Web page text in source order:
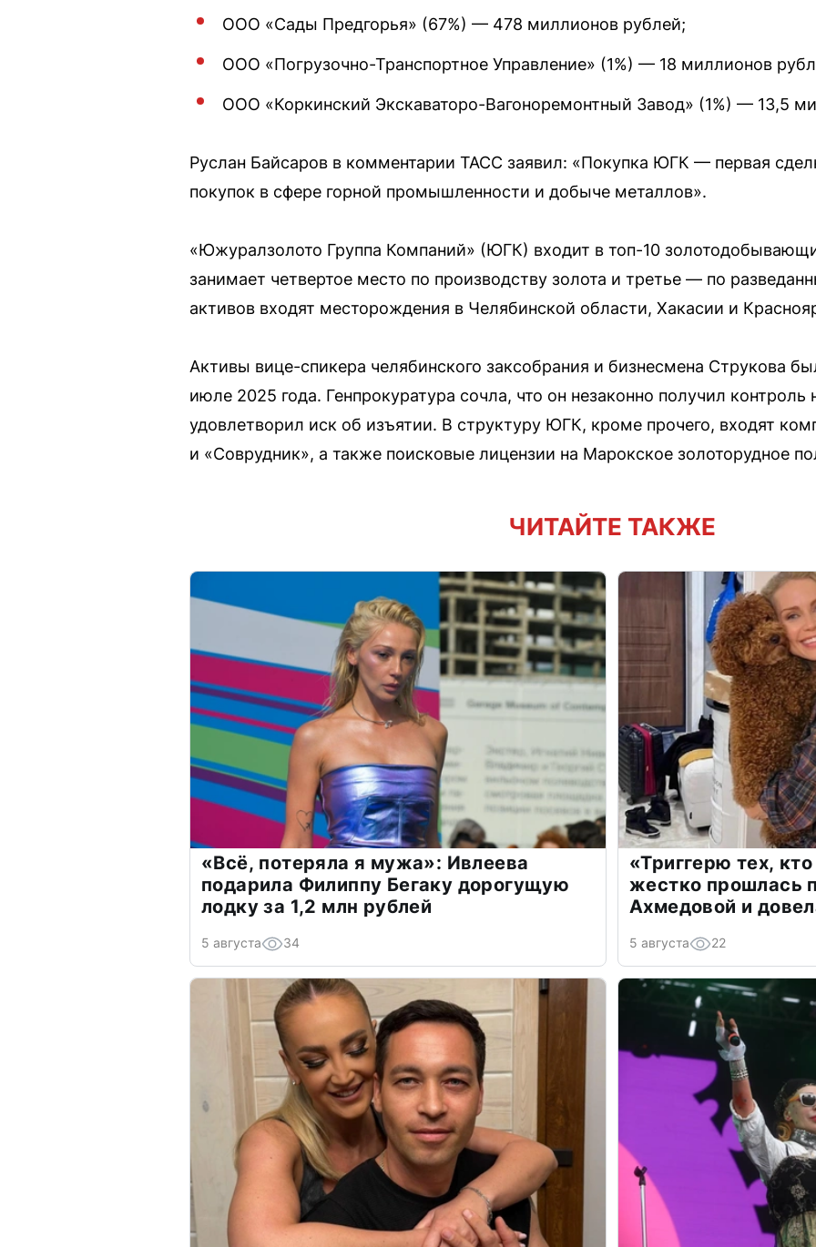
ООО «Сады Предгорья» (67%) — 478 миллионов рублей;
ООО «Погрузочно-Транспортное Управление» (1%) — 18 миллионов
ООО «Коркинский Экскаваторо-Вагоноремонтный Завод» (1%) — 13,5
Руслан Байсаров в комментарии ТАСС заявил: «Покупка ЮГК — первая
покупок в сфере горной промышленности и добыче металлов».
«Южуралзолото Группа Компаний» (ЮГК) входит в топ-10
занимает четвертое место по производству золота и третье — по
активов входят месторождения в Челябинской области, Хакасии и
Активы вице-спикера челябинского заксобрания и бизнесмена Струкова
июле 2025 года. Генпрокуратура сочла, что он незаконно получил
удовлетворил иск об изъятии. В структуру ЮГК, кроме прочего, входят
и «Соврудник», а также поисковые лицензии на Марокское золоторудное
ЧИТАЙТЕ ТАКЖЕ
«Всё, потеряла я мужа»: Ивлеева
подарила Филиппу Бегаку дорогущую
лодку за 1,2 млн рублей
5 августа 34
«Триггерю тех,
жестко прошлась
Ахмедовой и
5 августа 22